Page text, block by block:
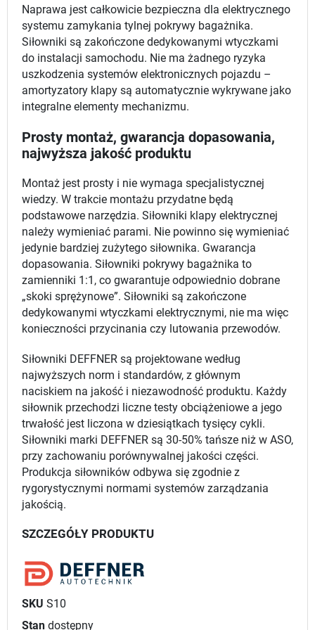
Naprawa jest całkowicie bezpieczna dla elektrycznego
systemu zamykania tylnej pokrywy bagażnika.
Siłowniki są zakończone dedykowanymi wtyczkami
do instalacji samochodu. Nie ma żadnego ryzyka
uszkodzenia systemów elektronicznych pojazdu –
amortyzatory klapy są automatycznie wykrywane jako
integralne elementy mechanizmu.
Prosty montaż, gwarancja dopasowania,
najwyższa jakość produktu
Montaż jest prosty i nie wymaga specjalistycznej
wiedzy. W trakcie montażu przydatne będą
podstawowe narzędzia. Siłowniki klapy elektrycznej
należy wymieniać parami. Nie powinno się wymieniać
jedynie bardziej zużytego siłownika. Gwarancja
dopasowania. Siłowniki pokrywy bagażnika to
zamienniki 1:1, co gwarantuje odpowiednio dobrane
„skoki sprężynowe”. Siłowniki są zakończone
dedykowanymi wtyczkami elektrycznymi, nie ma więc
konieczności przycinania czy lutowania przewodów.
Siłowniki DEFFNER są projektowane według
najwyższych norm i standardów, z głównym
naciskiem na jakość i niezawodność produktu. Każdy
siłownik przechodzi liczne testy obciążeniowe a jego
trwałość jest liczona w dziesiątkach tysięcy cykli.
Siłowniki marki DEFFNER są 30-50% tańsze niż w ASO,
przy zachowaniu porównywalnej jakości części.
Produkcja siłowników odbywa się zgodnie z
rygorystycznymi normami systemów zarządzania
jakością.
SZCZEGÓŁY PRODUKTU
SKU S10
Stan dostępny